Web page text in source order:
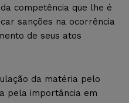
competência que lhe é
sanções na ocorrência
de seus atos
da matéria pelo
pela importância em